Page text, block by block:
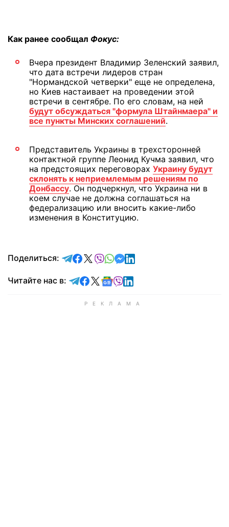
Как ранее сообщал Фокус:
Вчера президент Владимир Зеленский заявил,
что дата встречи лидеров стран
"Нормандской четверки" еще не определена,
но Киев настаивает на проведении этой
встречи в сентябре. По его словам, на ней
будут обсуждаться "формула Штайнмаера" и
все пункты Минских соглашений.
Представитель Украины в трехсторонней
контактной группе Леонид Кучма заявил, что
на предстоящих переговорах Украину будут
склонять к неприемлемым решениям по
Донбассу. Он подчеркнул, что Украина ни в
коем случае не должна соглашаться на
федерализацию или вносить какие-либо
изменения в Конституцию.
Поделиться: отправить в Telegram
поделиться в Facebook
поделиться в X
отправить в Viber
отправить в Whatsapp
отправить в Messenger
отправить в LinkedIn
Читайте нас в: Читайте в Telegram
Читайте в Facebook
Читайте в X
Читайте в Google news
Читайте в Viber
Читайте в LinkedIn